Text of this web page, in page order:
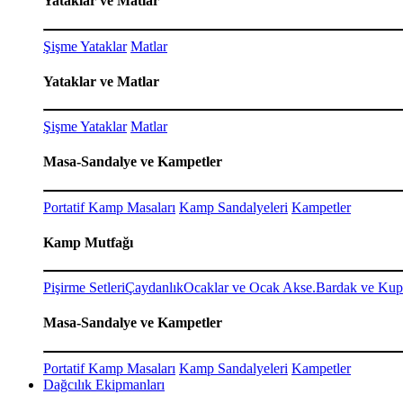
Şişme Yataklar Matlar
Yataklar ve Matlar
Şişme Yataklar Matlar
Masa-Sandalye ve Kampetler
Portatif Kamp Masaları Kamp Sandalyeleri Kampetler
Kamp Mutfağı
Pişirme SetleriÇaydanlıkOcaklar ve Ocak Akse.Bardak ve
Masa-Sandalye ve Kampetler
Portatif Kamp Masaları Kamp Sandalyeleri Kampetler
Dağcılık Ekipmanları